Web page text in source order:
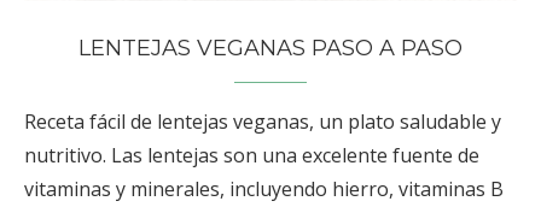
LENTEJAS VEGANAS PASO A PASO
Receta fácil de lentejas veganas, un plato saludable y
nutritivo. Las lentejas son una excelente fuente de
vitaminas y minerales, incluyendo hierro, vitaminas B